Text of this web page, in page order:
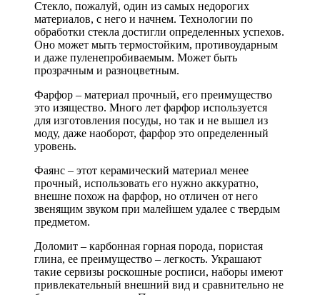
Стекло, пожалуй, один из самых недорогих
материалов, с него и начнем. Технологии по
обработки стекла достигли определенных успехов.
Оно может мыть термостойким, противоударным
и даже пуленепробиваемым. Может быть
прозрачным и разноцветным.
Фарфор – материал прочный, его преимущество
это изящество. Много лет фарфор используется
для изготовления посуды, но так и не вышел из
моду, даже наоборот, фарфор это определенный
уровень.
Фаянс – этот керамический материал менее
прочный, использовать его нужно аккуратно,
внешне похож на фарфор, но отличен от него
звенящим звуком при малейшем удалее с твердым
предметом.
Доломит – карбонная горная порода, пористая
глина, ее преимущество – легкость. Украшают
такие сервизы роскошные росписи, наборы имеют
привлекательный внешний вид и сравнительно не